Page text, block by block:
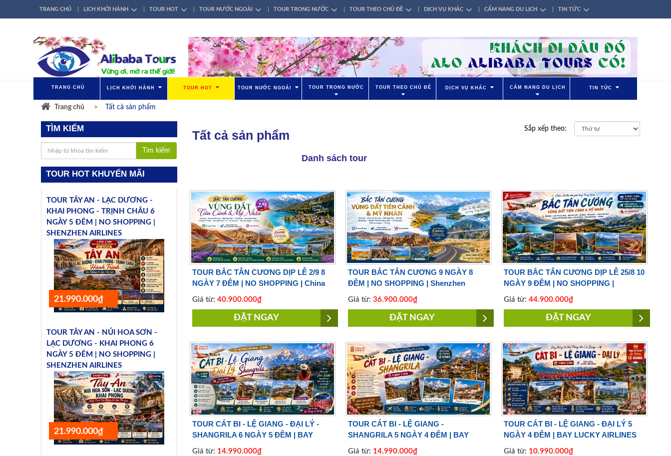
TRANG CHỦ LỊCH KHỞI HÀNH TOUR HOT TOUR NƯỚC NGOÀI TOUR TRONG NƯỚC TOUR THEO CHỦ ĐỀ DỊCH VỤ KHÁC CẨM NANG DU LỊCH TIN TỨC
TRANG CHỦ LỊCH KHỞI HÀNH TOUR HOT TOUR NƯỚC NGOÀI TOUR TRONG NƯỚC TOUR THEO CHỦ ĐỀ DỊCH VỤ KHÁC CẨM NANG DU LỊCH TIN TỨC
Trang chủ Tất cả sản phẩm
Tất cả sản phẩm Sắp xếp theo:
Danh sách tour
TOUR BẮC TÂN CƯƠNG DỊP LỄ 2/9 8
NGÀY 7 ĐÊM | NO SHOPPING | China
Giá từ: 40.900.000₫
ĐẶT NGAY
TOUR BẮC TÂN CƯƠNG 9 NGÀY 8
ĐÊM | NO SHOPPING | Shenzhen
Giá từ: 36.900.000₫
ĐẶT NGAY
TOUR BẮC TÂN CƯƠNG DỊP LỄ 25/8 10
NGÀY 9 ĐÊM | NO SHOPPING |
Giá từ: 44.900.000₫
ĐẶT NGAY
TOUR CÁT BI - LỆ GIANG - ĐẠI LÝ -
SHANGRILA 6 NGÀY 5 ĐÊM | BAY
LUCKY AIRLINES
Giá từ: 14.990.000₫
TOUR CÁT BI - LỆ GIANG -
SHANGRILA 5 NGÀY 4 ĐÊM | BAY
LUCKY AIRLINES
Giá từ: 14.990.000₫
TOUR CÁT BI - LỆ GIANG - ĐẠI LÝ 5
NGÀY 4 ĐÊM | BAY LUCKY AIRLINES
Giá từ: 10.990.000₫
TÌM KIẾM
Tìm kiếm
TOUR HOT KHUYẾN MÃI
TOUR TÂY AN - LẠC DƯƠNG -
KHAI PHONG - TRỊNH CHÂU 6
NGÀY 5 ĐÊM | NO SHOPPING |
SHENZHEN AIRLINES
21.990.000₫
TOUR TÂY AN - NÚI HOA SƠN -
LẠC DƯƠNG - KHAI PHONG 6
NGÀY 5 ĐÊM | NO SHOPPING |
SHENZHEN AIRLINES
21.990.000₫